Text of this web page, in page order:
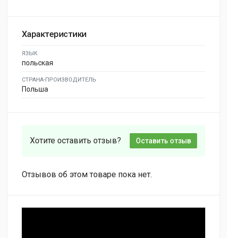
Характеристики
ЯЗЫК
польская
СТРАНА-ПРОИЗВОДИТЕЛЬ
Польша
Хотите оставить отзыв? Оставить отзыв
Отзывов об этом товаре пока нет.